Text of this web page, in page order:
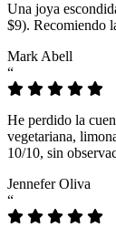
Una joya
$9). Recomiendo
Mark Abell
“
He perdido la
vegetariana,
10/10, sin
Jennefer Oliva
“